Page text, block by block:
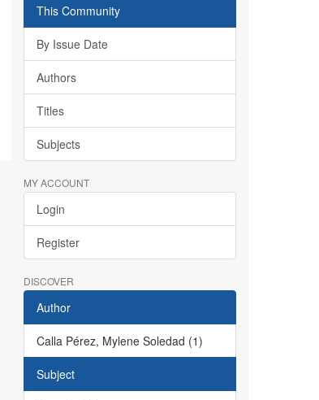
This Community
By Issue Date
Authors
Titles
Subjects
MY ACCOUNT
Login
Register
DISCOVER
Author
Calla Pérez, Mylene Soledad (1)
Subject